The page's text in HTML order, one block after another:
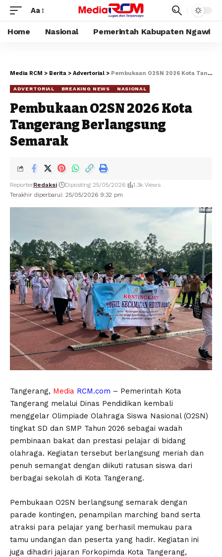
Aa
Home Nasional Pemerintah Kabupaten Ngawi
Media RCM > Berita > Advertorial > Pembukaan O2SN 2026 Kota Tangerang Berlangsung Semarak
ADVERTORIAL BREAKING NEWS NASIONAL
Pembukaan O2SN 2026 Kota
Tangerang Berlangsung
Semarak
Terakhir diperbarui: 25/05/2026 9:32 pm
ReporterRedaksi Diposting 25/05/2026 1.3k Views
Tangerang, Media RCM.com – Pemerintah Kota
Tangerang melalui Dinas Pendidikan kembali
menggelar Olimpiade Olahraga Siswa Nasional (O2SN)
tingkat SD dan SMP Tahun 2026 sebagai wadah
pembinaan bakat dan prestasi pelajar di bidang
olahraga. Kegiatan tersebut berlangsung meriah dan
penuh semangat dengan diikuti ratusan siswa dari
berbagai sekolah di Kota Tangerang.
Pembukaan O2SN berlangsung semarak dengan
parade kontingen, penampilan marching band serta
atraksi para pelajar yang berhasil memukau para
tamu undangan dan peserta yang hadir. Kegiatan ini
juga dihadiri jajaran Forkopimda Kota Tangerang,